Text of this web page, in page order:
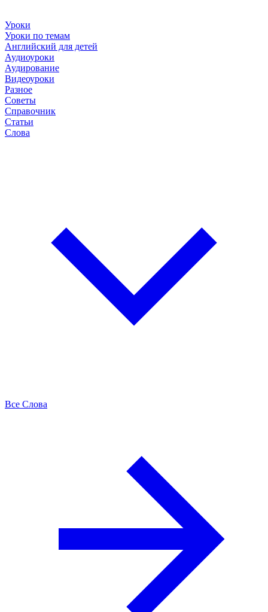
Уроки
Уроки по темам
Английский для детей
Аудиоуроки
Аудирование
Видеоуроки
Разное
Советы
Справочник
Статьи
Слова
Все Слова